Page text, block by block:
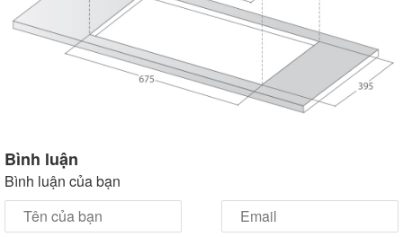
Bình luận
Bình luận của bạn